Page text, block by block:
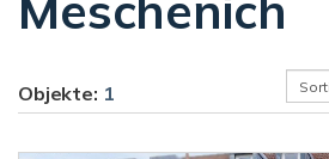
Objekte: 1